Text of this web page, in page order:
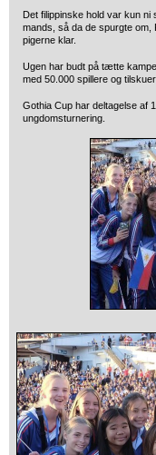
Det filippinske hold var kun ni
mands, så da de spurgte
pigerne klar.
Ugen har budt på tætte
med 50.000 spillere og
Gothia Cup har deltagelse af
ungdomsturnering.